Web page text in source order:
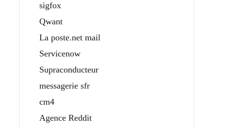
sigfox
Qwant
La poste.net mail
Servicenow
Supraconducteur
messagerie sfr
cm4
Agence Reddit